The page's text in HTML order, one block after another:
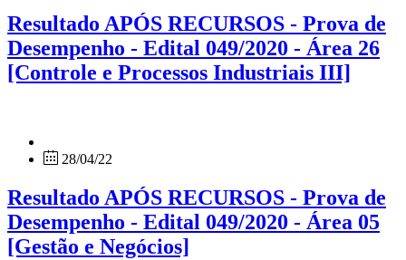
Resultado APÓS RECURSOS - Prova de
Desempenho - Edital 049/2020 - Área 26
[Controle e Processos Industriais III]
28/04/22
Resultado APÓS RECURSOS - Prova de
Desempenho - Edital 049/2020 - Área 05
[Gestão e Negócios]